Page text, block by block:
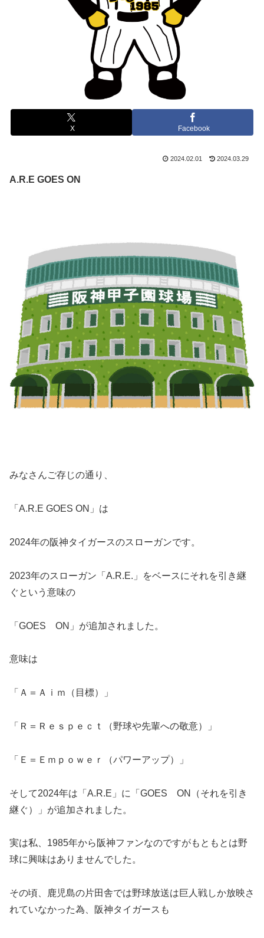
X Facebook
2024.02.01 2024.03.29
A.R.E GOES ON
みなさんご存じの通り、
「A.R.E GOES ON」は
2024年の阪神タイガースのスローガンです。
2023年のスローガン「A.R.E.」をベースにそれを引き継
ぐという意味の
「GOES ON」が追加されました。
意味は
「Ａ＝Ａｉｍ（目標）」
「Ｒ＝Ｒｅｓｐｅｃｔ（野球や先輩への敬意）」
「Ｅ＝Ｅｍｐｏｗｅｒ（パワーアップ）」
そして2024年は「A.R.E」に「GOES ON（それを引き
継ぐ）」が追加されました。
実は私、1985年から阪神ファンなのですがもともとは野
球に興味はありませんでした。
その頃、鹿児島の片田舎では野球放送は巨人戦しか放映さ
れていなかった為、阪神タイガースも